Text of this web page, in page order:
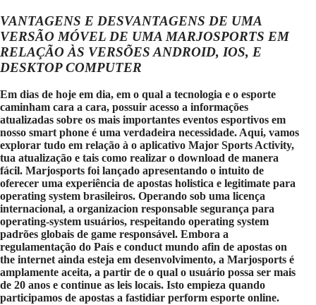
VANTAGENS E DESVANTAGENS DE UMA
VERSÃO MÓVEL DE UMA MARJOSPORTS EM
RELAÇÃO ÀS VERSÕES ANDROID, IOS, E
DESKTOP COMPUTER
Em dias de hoje em dia, em o qual a tecnologia e o esporte
caminham cara a cara, possuir acesso a informações
atualizadas sobre os mais importantes eventos esportivos em
nosso smart phone é uma verdadeira necessidade. Aqui, vamos
explorar tudo em relação à o aplicativo Major Sports Activity,
tua atualização e tais como realizar o download de manera
fácil. Marjosports foi lançado apresentando o intuito de
oferecer uma experiência de apostas holistica e legitimate para
operating system brasileiros. Operando sob uma licença
internacional, a organizacion responsable segurança para
operating-system usuários, respeitando operating system
padrões globais de game responsável. Embora a
regulamentação do País e conduct mundo afin de apostas on
the internet ainda esteja em desenvolvimento, a Marjosports é
amplamente aceita, a partir de o qual o usuário possa ser mais
de 20 anos e continue as leis locais. Isto empieza quando
participamos de apostas a fastidiar perform esporte online.